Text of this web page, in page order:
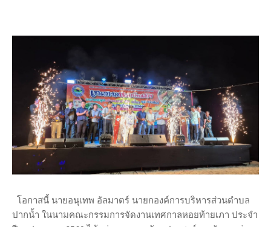
โอกาสนี้ นายอนุเทพ อัลมาตร์ นายกองค์การบริหารส่วนตำบล
ปากน้ำ ในนามคณะกรรมการจัดงานเทศกาลหอยท้ายเภา ประจำ